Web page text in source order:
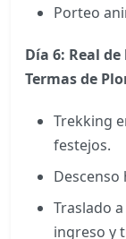
Porteo
Día 6: Real
Termas de
Trekking
festejos.
Descenso
Traslado
ingreso y